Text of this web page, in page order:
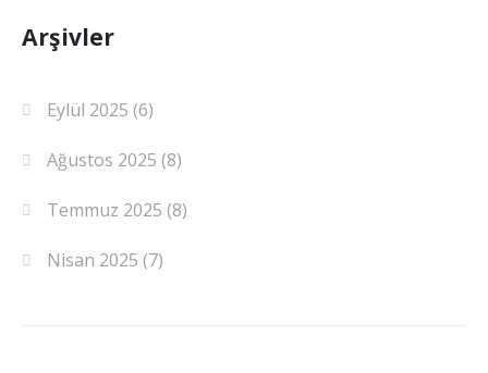
Arşivler
Eylül 2025 (6)
Ağustos 2025 (8)
Temmuz 2025 (8)
Nisan 2025 (7)